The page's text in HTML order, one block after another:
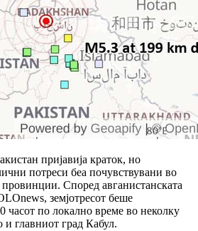
пријавија краток, но
потреси беа почувствувани во
Според авганистанската
земјотресот беше
часот по локално време во неколку
и главниот град Кабул.